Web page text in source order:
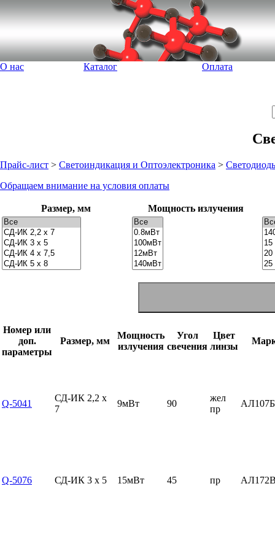
О нас Каталог Оплата
Прайс-лист > Светоиндикация и Оптоэлектроника >
Обращаем внимание на условия оплаты
Размер, мм Мощность излучения
Номер или
доп.
параметры
Размер, мм
Мощность
излучения
Угол
свечения
Цвет
линзы
Q-5041
СД-ИК 2,2 x
7
9мВт 90
жел
пр
Q-5076 СД-ИК 3 x 5 15мВт 45 пр